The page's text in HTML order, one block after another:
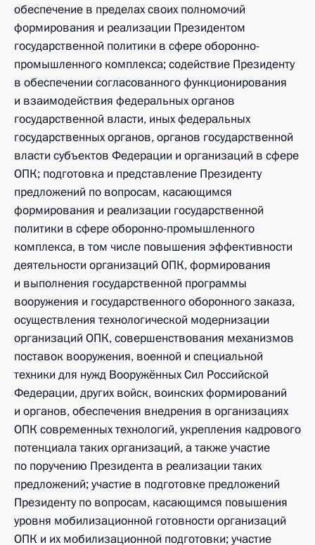
обеспечение в пределах своих полномочий
формирования и реализации Президентом
государственной политики в сфере оборонно-
промышленного комплекса; содействие Президенту
в обеспечении согласованного функционирования
и взаимодействия федеральных органов
государственной власти, иных федеральных
государственных органов, органов государственной
власти субъектов Федерации и организаций в сфере
ОПК; подготовка и представление Президенту
предложений по вопросам, касающимся
формирования и реализации государственной
политики в сфере оборонно-промышленного
комплекса, в том числе повышения эффективности
деятельности организаций ОПК, формирования
и выполнения государственной программы
вооружения и государственного оборонного заказа,
осуществления технологической модернизации
организаций ОПК, совершенствования механизмов
поставок вооружения, военной и специальной
техники для нужд Вооружённых Сил Российской
Федерации, других войск, воинских формирований
и органов, обеспечения внедрения в организациях
ОПК современных технологий, укрепления кадрового
потенциала таких организаций, а также участие
по поручению Президента в реализации таких
предложений; участие в подготовке предложений
Президенту по вопросам, касающимся повышения
уровня мобилизационной готовности организаций
ОПК и их мобилизационной подготовки; участие